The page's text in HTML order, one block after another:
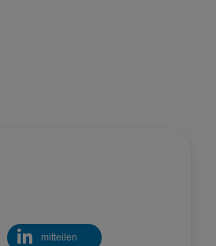
mitteilen